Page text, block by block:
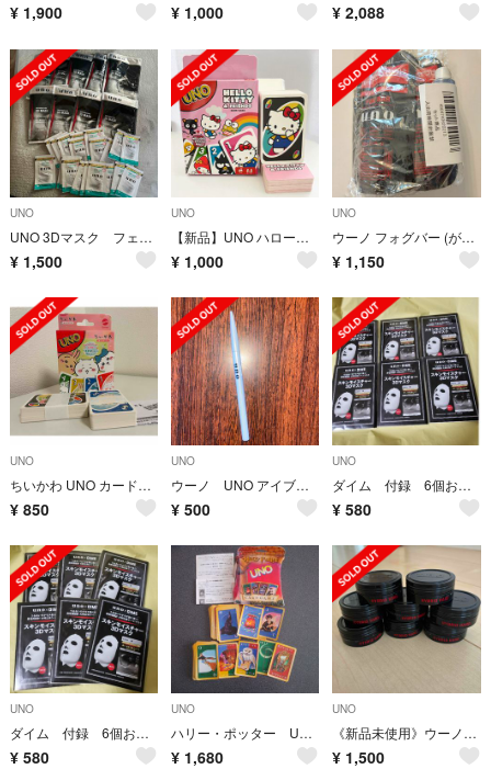
¥ 1,900 ¥ 1,000 ¥ 2,088
UNO
UNO 3Dマスク フェイスマスク
¥ 1,500
UNO
【新品】UNO ハローキティ & フレンズ カードゲーム
¥ 1,000
UNO
ウーノ フォグバー (がっちりアクティブ) つめかえ用 80ml
¥ 1,150
UNO
ちいかわ UNO カードゲーム 新品未開封
¥ 850
UNO
ウーノ UNO アイブロウペンシル
¥ 500
UNO
ダイム 付録 6個おまとめ
¥ 580
UNO
ダイム 付録 6個おまとめ
¥ 580
UNO
ハリー・ポッター UNO ウノ カードゲーム 中古 原作絵 キャラクター ボード
¥ 1,680
UNO
《新品未使用》ウーノ ハイブリッドハード ワックス 8コセット
¥ 1,500